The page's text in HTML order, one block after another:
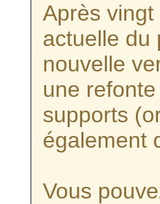
Après
actuelle du
nouvelle
une
supports
également
Vous